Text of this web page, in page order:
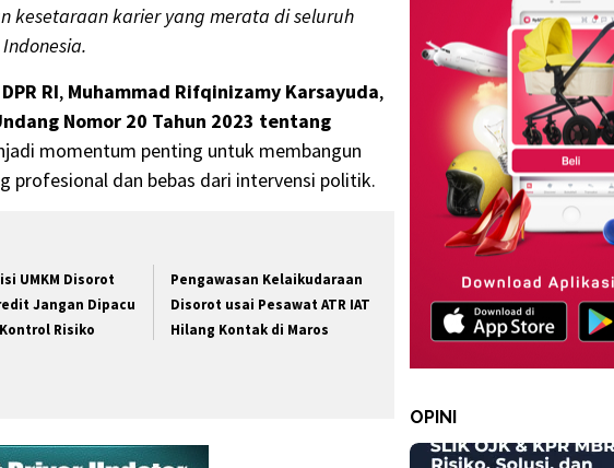
kesetaraan karier yang merata di seluruh
Indonesia.
RI, Muhammad Rifqinizamy Karsayuda,
Nomor 20 Tahun 2023 tentang
momentum penting untuk membangun
profesional dan bebas dari intervensi politik.
UMKM Disorot
Jangan Dipacu
Risiko
Pengawasan Kelaikudaraan
Disorot usai Pesawat ATR IAT
Hilang Kontak di Maros
OPINI